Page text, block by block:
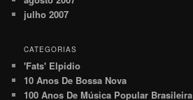
julho 2007
CATEGORIAS
'Fats' Elpidio
10 Anos De Bossa Nova
100 Anos De Música Popular Brasileira